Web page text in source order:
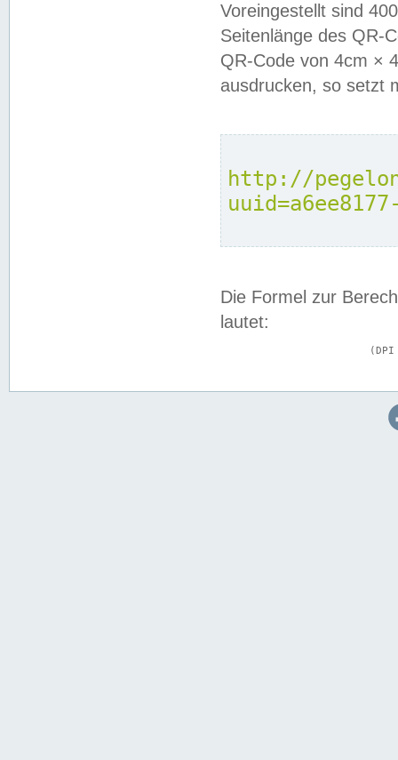
Voreingestellt sind
Seitenlänge des QR-
QR-Code von 4cm ×
ausdrucken, so setzt
http://
Die Formel zur
lautet: